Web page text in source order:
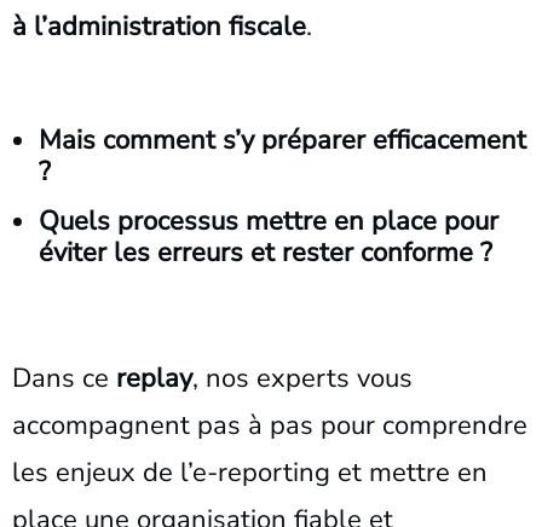
à l’administration fiscale.
Mais comment s’y préparer efficacement
?
Quels processus mettre en place pour
éviter les erreurs et rester conforme ?
Dans ce replay, nos experts vous
accompagnent pas à pas pour comprendre
les enjeux de l’e-reporting et mettre en
place une organisation fiable et